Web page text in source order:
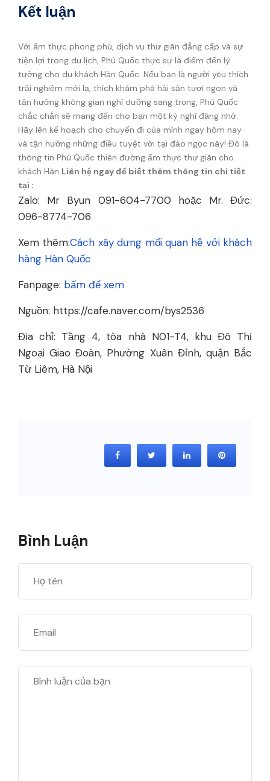
Kết luận
Với ẩm thực phong phú, dịch vụ thư giãn đẳng cấp và sự
tiện lợi trong du lịch, Phú Quốc thực sự là điểm đến lý
tưởng cho du khách Hàn Quốc. Nếu bạn là người yêu thích
trải nghiệm mới lạ, thích khám phá hải sản tươi ngon và
tận hưởng không gian nghỉ dưỡng sang trọng, Phú Quốc
chắc chắn sẽ mang đến cho bạn một kỳ nghỉ đáng nhớ.
Hãy lên kế hoạch cho chuyến đi của mình ngay hôm nay
và tận hưởng những điều tuyệt vời tại đảo ngọc này! Đó là
thông tin Phú Quốc thiên đường ẩm thực thư giãn cho
khách Hàn Liên hệ ngay để biết thêm thông tin chi tiết
tại :
Zalo: Mr Byun 091-604-7700 hoặc Mr. Đức:
096-8774-706
Xem thêm:Cách xây dựng mối quan hệ với khách
hàng Hàn Quốc
Fanpage: bấm để xem
Nguồn: https://cafe.naver.com/bys2536
Địa chỉ: Tầng 4, tòa nhà N01-T4, khu Đô Thị
Ngoại Giao Đoàn, Phường Xuân Đỉnh, quận Bắc
Từ Liêm, Hà Nội
Bình Luận